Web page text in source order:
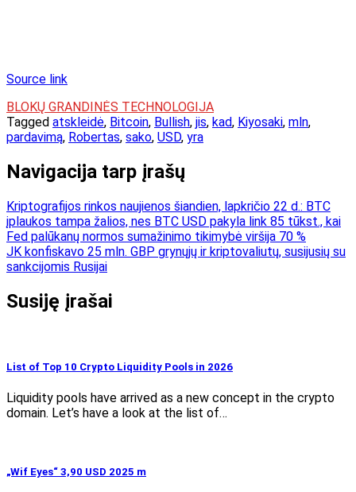
Source link
BLOKŲ GRANDINĖS TECHNOLOGIJA
Tagged atskleidė, Bitcoin, Bullish, jis, kad, Kiyosaki, mln,
pardavimą, Robertas, sako, USD, yra
Navigacija tarp įrašų
Kriptografijos rinkos naujienos šiandien, lapkričio 22 d.: BTC
įplaukos tampa žalios, nes BTC USD pakyla link 85 tūkst., kai
Fed palūkanų normos sumažinimo tikimybė viršija 70 %
JK konfiskavo 25 mln. GBP grynųjų ir kriptovaliutų, susijusių su
sankcijomis Rusijai
Susiję įrašai
List of Top 10 Crypto Liquidity Pools in 2026
Liquidity pools have arrived as a new concept in the crypto
domain. Let’s have a look at the list of…
„Wif Eyes“ 3,90 USD 2025 m